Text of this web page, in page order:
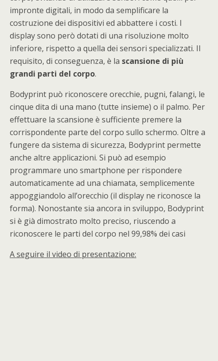
impronte digitali, in modo da semplificare la
costruzione dei dispositivi ed abbattere i costi. I
display sono però dotati di una risoluzione molto
inferiore, rispetto a quella dei sensori specializzati. Il
requisito, di conseguenza, è la scansione di più
grandi parti del corpo.
Bodyprint può riconoscere orecchie, pugni, falangi, le
cinque dita di una mano (tutte insieme) o il palmo. Per
effettuare la scansione è sufficiente premere la
corrispondente parte del corpo sullo schermo. Oltre a
fungere da sistema di sicurezza, Bodyprint permette
anche altre applicazioni. Si può ad esempio
programmare uno smartphone per rispondere
automaticamente ad una chiamata, semplicemente
appoggiandolo all’orecchio (il display ne riconosce la
forma). Nonostante sia ancora in sviluppo, Bodyprint
si è già dimostrato molto preciso, riuscendo a
riconoscere le parti del corpo nel 99,98% dei casi
A seguire il video di presentazione: